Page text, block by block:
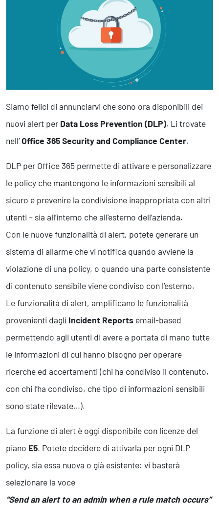
Finanza Strategica
231 Gestione Rischi
Sostenibilità
Social Impacts
Europe
Digital
Produttività & Lavoro in Team
Remote Working & Video e Audio Conferencing
Business Intelligence, Analitiche e Intelligenza Artificiale
Sviluppo App
Operation
Smart Working
Efficientamento Aziendale
Finanza & Gestione Economica
Risk Management
Safety
Assistenza Ambientale
Cyber Security
Siamo felici di annunciarvi che sono ora disponibili dei
nuovi alert per Data Loss Prevention (DLP). Li trovate
nell’Office 365 Security and Compliance Center.
DLP per Office 365 permette di attivare e personalizzare
le policy che mantengono le informazioni sensibili al
sicuro e prevenire la condivisione inappropriata con altri
utenti – sia all’interno che all’esterno dell’azienda.
Con le nuove funzionalità di alert, potete generare un
sistema di allarme che vi notifica quando avviene la
violazione di una policy, o quando una parte consistente
di contenuto sensibile viene condiviso con l’esterno.
Le funzionalità di alert, amplificano le funzionalità
provenienti dagli Incident Reports email-based
permettendo agli utenti di avere a portata di mano tutte
le informazioni di cui hanno bisogno per operare
ricerche ed accertamenti (chi ha condiviso il contenuto,
con chi l’ha condiviso, che tipo di informazioni sensibili
sono state rilevate…).
La funzione di alert è oggi disponibile con licenze del
piano E5. Potete decidere di attivarla per ogni DLP
policy, sia essa nuova o già esistente: vi basterà
selezionare la voce
“Send an alert to an admin when a rule match occurs”